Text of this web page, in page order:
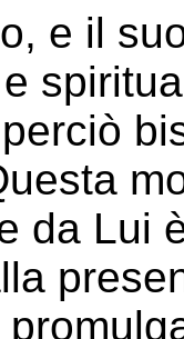
e il
da Lui